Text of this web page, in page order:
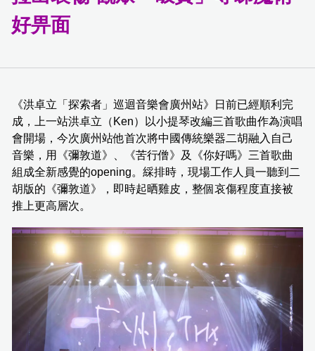
好畀面
《洪卓立「探索者」巡迴音樂會廣州站》日前已經順利完
成，上一站洪卓立（Ken）以小提琴改編三首歌曲作為演唱
會開場，今次廣州站他首次將中國傳統樂器二胡融入自己
音樂，用《彌敦道》、《苦行僧》及《你好嗎》三首歌曲
組成全新感覺的opening。綵排時，現場工作人員一聽到二
胡版的《彌敦道》，即時起晒雞皮，整個哀傷程度直接被
推上更高層次。